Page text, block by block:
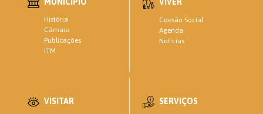
História
Câmara
Publicações
ITM
Coesão Social
Agenda
Notícias
VISITAR SERVIÇOS